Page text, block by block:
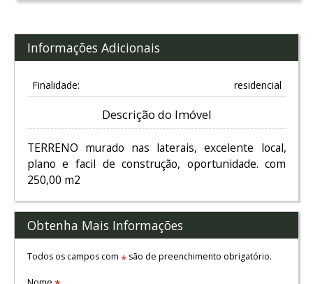
Informações Adicionais
Finalidade: residencial
Descrição do Imóvel
TERRENO murado nas laterais, excelente local,
plano e facil de construção, oportunidade. com
250,00 m2
Obtenha Mais Informações
Todos os campos com *são de preenchimento obrigatório.